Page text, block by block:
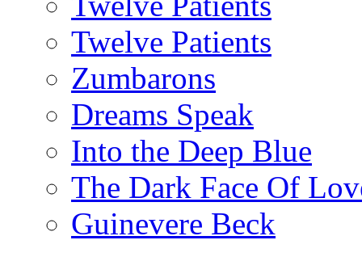
Twelve Patients
Zumbarons
Dreams Speak
Into the Deep Blue
The Dark Face Of
Guinevere Beck